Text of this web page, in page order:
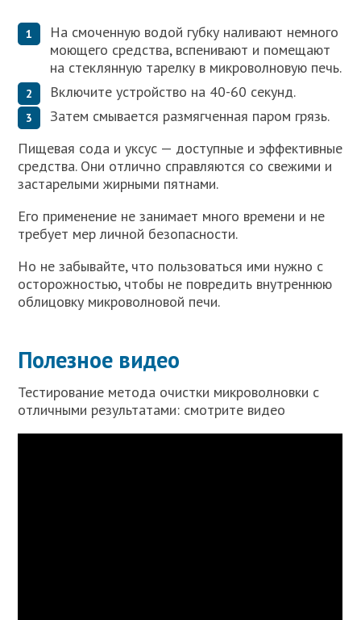
На смоченную водой губку наливают немного
моющего средства, вспенивают и помещают
на стеклянную тарелку в микроволновую печь.
Включите устройство на 40-60 секунд.
Затем смывается размягченная паром грязь.
Пищевая сода и уксус — доступные и эффективные
средства. Они отлично справляются со свежими и
застарелыми жирными пятнами.
Его применение не занимает много времени и не
требует мер личной безопасности.
Но не забывайте, что пользоваться ими нужно с
осторожностью, чтобы не повредить внутреннюю
облицовку микроволновой печи.
Полезное видео
Тестирование метода очистки микроволновки с
отличными результатами: смотрите видео